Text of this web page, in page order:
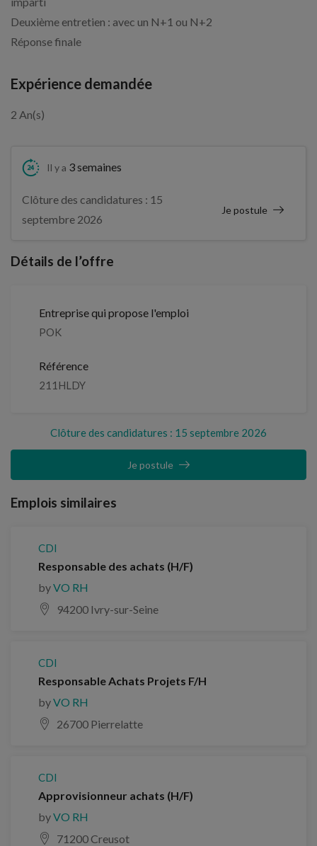
Deuxième entretien : avec un N+1 ou N+2
Réponse finale
Expérience demandée
2 An(s)
Il y a 3 semaines
Clôture des candidatures : 15
septembre 2026
Je postule
Détails de l’offre
Entreprise qui propose l'emploi
POK
Référence
211HLDY
Clôture des candidatures : 15 septembre 2026
Je postule
Emplois similaires
CDI
Responsable des achats (H/F)
byVO RH
94200 Ivry-sur-Seine
CDI
Responsable Achats Projets F/H
byVO RH
26700 Pierrelatte
CDI
Approvisionneur achats (H/F)
byVO RH
71200 Creusot